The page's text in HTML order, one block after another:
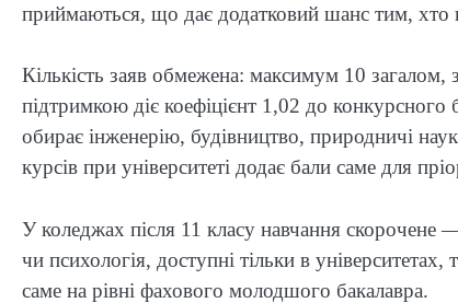
приймаються, що дає додатковий шанс тим, хто
Кількість заяв обмежена: максимум 10
підтримкою діє коефіцієнт 1,02 до
обирає інженерію, будівництво, природничі
курсів при університеті додає бали саме для
У коледжах після 11 класу навчання скорочене
чи психологія, доступні тільки в
саме на рівні фахового молодшого бакалавра.